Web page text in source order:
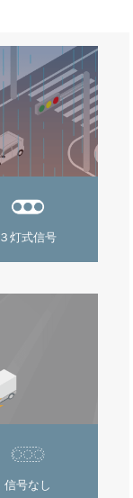
３灯式信号
信号なし